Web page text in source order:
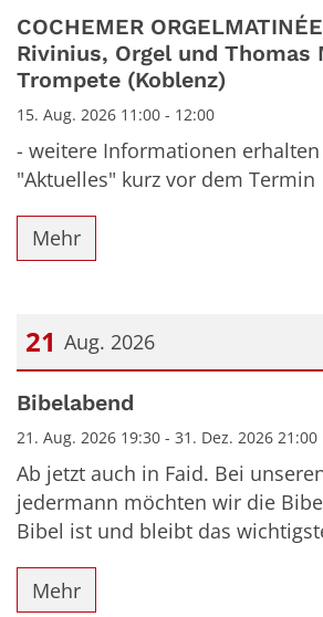
COCHEMER
Rivinius, Orgel und Thomas
Trompete (Koblenz)
15. Aug. 2026 11:00 - 12:00
- weitere Informationen
"Aktuelles" kurz vor dem Termin
Mehr
21 Aug. 2026
Datum: 21. August 2026
Bibelabend
21. Aug. 2026 19:30 - 31. Dez. 2026 21:00
Ab jetzt auch in Faid. Bei
jedermann möchten wir die
Bibel ist und bleibt das
Mehr